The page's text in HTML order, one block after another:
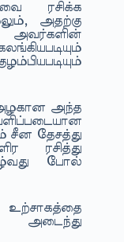
ரசிக்க
அதற்கு
அவர்களின்
அந்த
சீன தேசத்து
ரசித்து
போல்
அடைந்து